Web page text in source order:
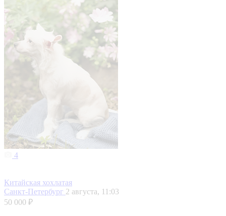
4
Китайская хохлатая
Санкт-Петербург 2 августа, 11:03
50 000 ₽